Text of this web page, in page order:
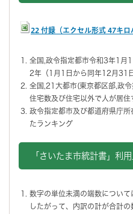
22 付録（エクセル形式 47キロ
全国,政令指定都市令和3年1月
2年（1月1日から同年12月31
全国,21大都市(東京都区部,政
住宅数及び住宅以外で人が居住
政令指定都市及び都道府県庁
たランキング
「さいたま市統計書」利
数字の単位未満の端数について
したがって、内訳の計が合計の